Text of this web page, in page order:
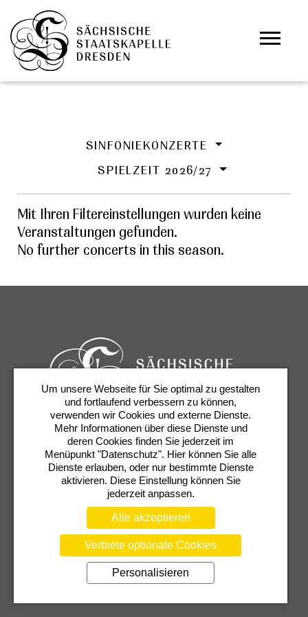
Zum Hauptinhalt springen
SINFONIEKONZERTE
SPIELZEIT 2026/27
Mit Ihren Filtereinstellungen wurden keine
Veranstaltungen gefunden.
No further concerts in this season.
Karten & Services Newsletter
Kontakt
Presse
Shop Semperoper
AGB
DATENSCHUTZERKLÄRUNG
BARRIEREFREIHEIT
COOKIEEINSTELLUNGEN
Cookie-Einstellungen
Um unsere Webseite für Sie optimal zu gestalten
und fortlaufend verbessern zu können,
verwenden wir Cookies und externe Dienste.
Mehr Informationen über diese Dienste und
deren Cookies finden Sie jederzeit im
Menüpunkt "Datenschutz". Hier können Sie alle
Dienste erlauben, oder nur bestimmte Dienste
aktivieren. Diese Einstellung können Sie
jederzeit anpassen.
Alle akzeptieren
Verbiete optionale Cookies
Personalisieren